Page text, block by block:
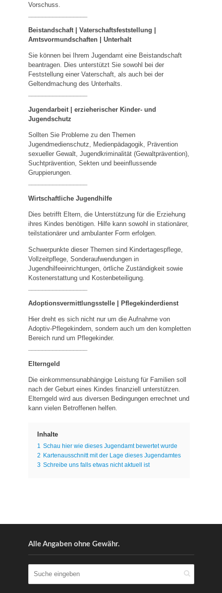
Vorschuss.
Beistandschaft | Vaterschaftsfeststellung |
Amtsvormundschaften| Unterhalt
Sie können bei Ihrem Jugendamt eine Beistandschaft
beantragen. Dies unterstützt Sie sowohl bei der
Feststellung einer Vaterschaft, als auch bei der
Geltendmachung des Unterhalts.
Jugendarbeit | erzieherischer Kinder- und
Jugendschutz
Sollten Sie Probleme zu den Themen
Jugendmedienschutz, Medienpädagogik, Prävention
sexueller Gewalt, Jugendkriminalität (Gewaltprävention),
Suchtprävention, Sekten und beeinflussende
Gruppierungen.
Wirtschaftliche Jugendhilfe
Dies betrifft Eltern, die Unterstützung für die Erziehung
ihres Kindes benötigen. Hilfe kann sowohl in stationärer,
teilstationärer und ambulanter Form erfolgen.
Schwerpunkte dieser Themen sind Kindertagespflege,
Vollzeitpflege, Sonderaufwendungen in
Jugendhilfeeinrichtungen, örtliche Zuständigkeit sowie
Kostenerstattung und Kostenbeteiligung.
Adoptionsvermittlungsstelle | Pflegekinderdienst
Hier dreht es sich nicht nur um die Aufnahme von
Adoptiv-Pflegekindern, sondern auch um den kompletten
Bereich rund um Pflegekinder.
Elterngeld
Die einkommensunabhängige Leistung für Familien soll
nach der Geburt eines Kindes finanziell unterstützen.
Elterngeld wird aus diversen Bedingungen errechnet und
kann vielen Betroffenen helfen.
Inhalte
1 Schau hier wie dieses Jugendamt bewertet wurde
2 Kartenausschnitt mit der Lage dieses Jugendamtes
3 Schreibe uns falls etwas nicht aktuell ist
Alle Angaben ohne Gewähr.